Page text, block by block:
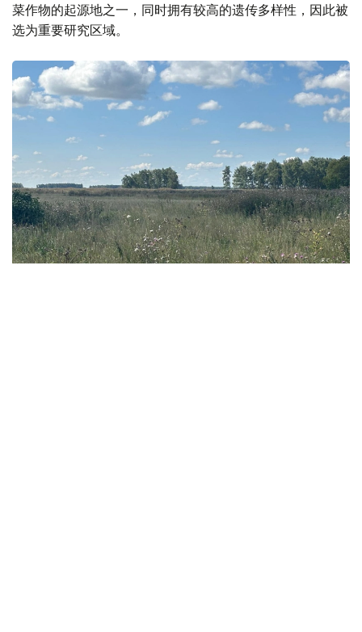
菜作物的起源地之一，同时拥有较高的遗传多样性，因此被
选为重要研究区域。